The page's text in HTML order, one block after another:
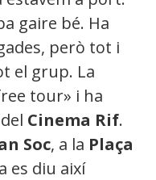
gaire bé. Ha
però tot i
el grup. La
tour» i ha
Cinema Rif.
Soc, a la Plaça
es diu així